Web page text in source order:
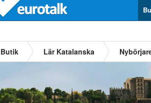
Butik Lär Katalanska